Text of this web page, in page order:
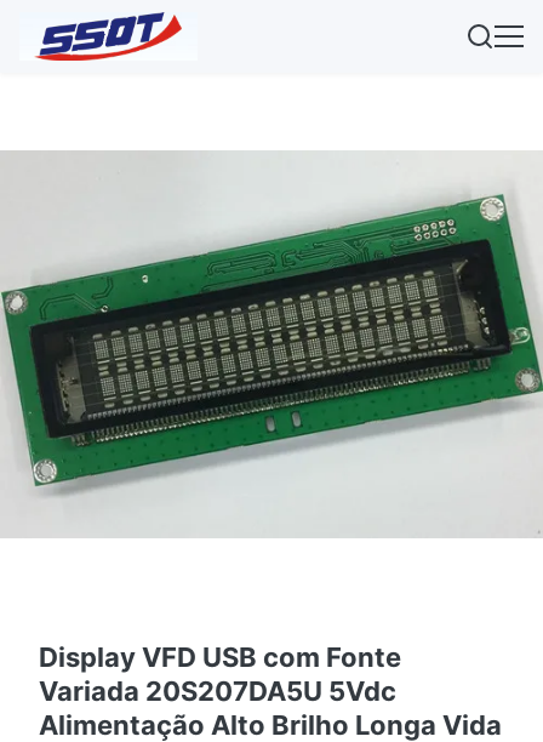
Display VFD USB com Fonte
Variada 20S207DA5U 5Vdc
Alimentação Alto Brilho Longa Vida